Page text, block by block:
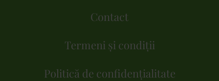
Contact
Termeni și condiții
Politică de confidențialitate